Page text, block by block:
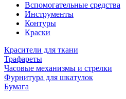
Вспомогательные средства
Инструменты
Контуры
Краски
Красители для ткани
Трафареты
Часовые механизмы и стрелки
Фурнитура для шкатулок
Бумага